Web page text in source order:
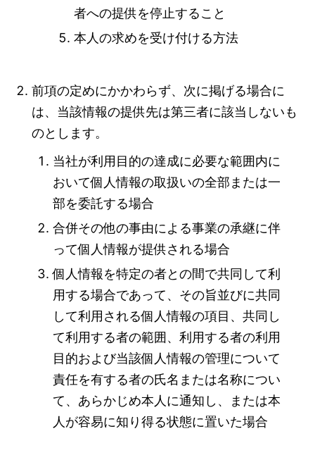
者への提供を停止すること
本人の求めを受け付ける方法
前項の定めにかかわらず、次に掲げる場合に
は、当該情報の提供先は第三者に該当しないも
のとします。
当社が利用目的の達成に必要な範囲内に
おいて個人情報の取扱いの全部または一
部を委託する場合
合併その他の事由による事業の承継に伴
って個人情報が提供される場合
個人情報を特定の者との間で共同して利
用する場合であって、その旨並びに共同
して利用される個人情報の項目、共同し
て利用する者の範囲、利用する者の利用
目的および当該個人情報の管理について
責任を有する者の氏名または名称につい
て、あらかじめ本人に通知し、または本
人が容易に知り得る状態に置いた場合